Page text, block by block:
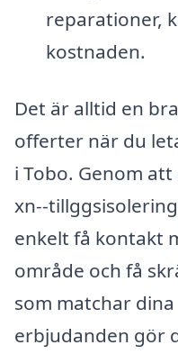
reparationer,
kostnaden.
Det är alltid en
offerter när du
i Tobo. Genom
xn--
enkelt få kontakt
område och få
som matchar
erbjudanden gör